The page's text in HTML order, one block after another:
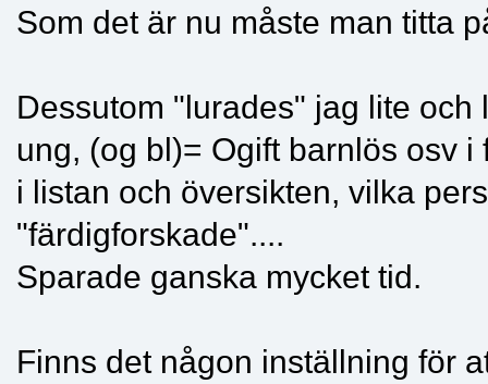
Som det är nu måste man titta
Dessutom "lurades" jag lite
ung, (og bl)= Ogift barnlös osv
i listan och översikten, vilka
"färdigforskade"....
Sparade ganska mycket tid.
Finns det någon inställning för